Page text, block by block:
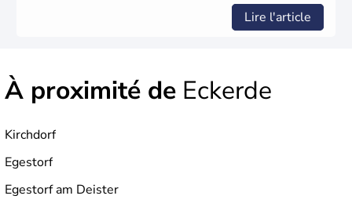
Lire l'article
À proximité de Eckerde
Kirchdorf
Egestorf
Egestorf am Deister